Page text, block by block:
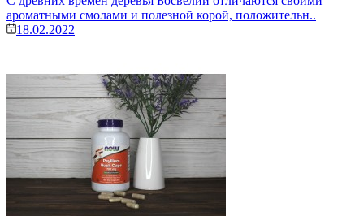
ароматными смолами и полезной корой, положительн..
18.02.2022